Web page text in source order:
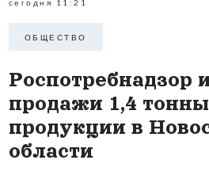
сегодня 11:21
ОБЩЕСТВО
Роспотребнадзор
продажи 1,4
продукции в
области